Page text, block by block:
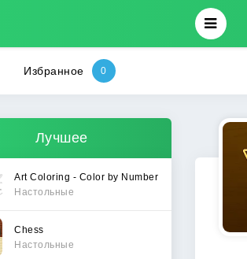
Избранное
Лучшее
Art Coloring - Color by Number
Настольные
Chess
Настольные